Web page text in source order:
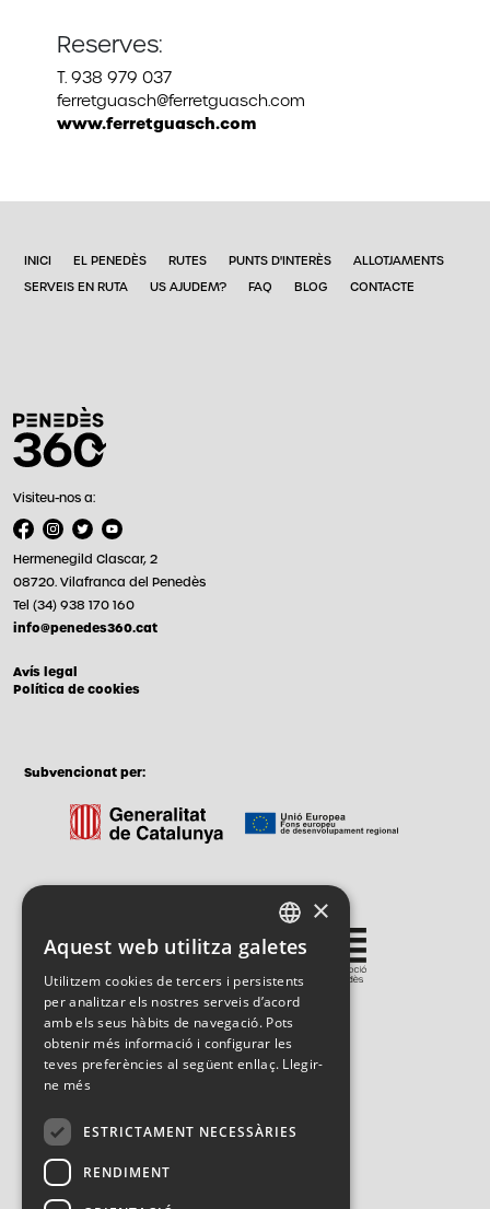
Reserves:
T. 938 979 037
ferretguasch@ferretguasch.com
www.ferretguasch.com
INICI EL PENEDÈS RUTES PUNTS D'INTERÈS
ALLOTJAMENTS
SERVEIS EN RUTA
US AJUDEM? FAQ BLOG CONTACTE
Visiteu-nos a:
Hermenegild Clascar, 2
08720. Vilafranca del Penedès
Tel (34) 938 170 160
info@penedes360.cat
Avís legal
Política de cookies
Subvencionat per:
CATALAN
SPANISH
ENGLISH
×
Aquest web utilitza galetes
Utilitzem cookies de tercers i persistents
per analitzar els nostres serveis d’acord
amb els seus hàbits de navegació. Pots
obtenir més informació i configurar les
teves preferències al següent enllaç. Llegir-
ne més
ESTRICTAMENT NECESSÀRIES
RENDIMENT